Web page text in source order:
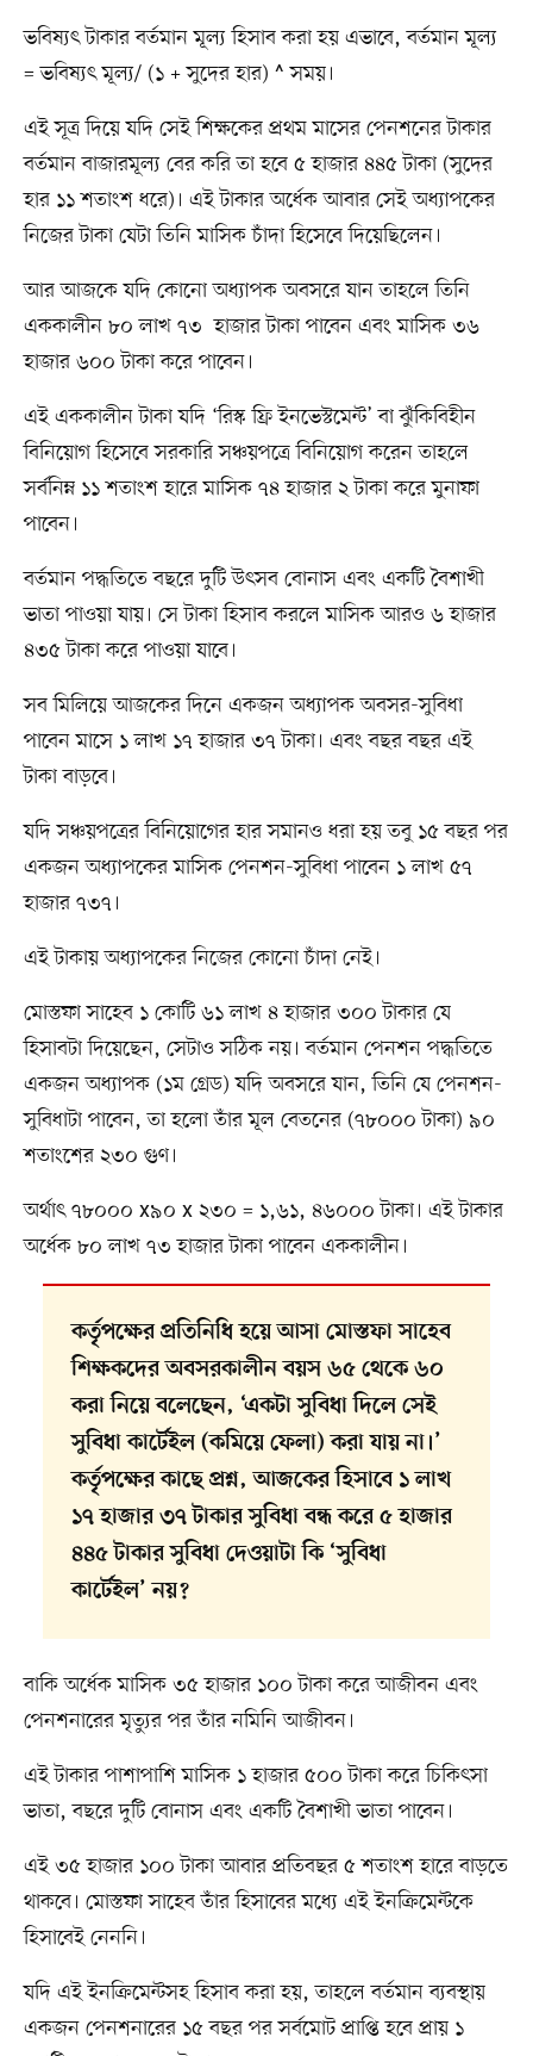
ভবিষ্যৎ টাকার বর্তমান মূল্য হিসাব করা হয় এভাবে, বর্তমান মূল্য
= ভবিষ্যৎ মূল্য/ (১ + সুদের হার) ^ সময়।
এই সূত্র দিয়ে যদি সেই শিক্ষকের প্রথম মাসের পেনশনের টাকার
বর্তমান বাজারমূল্য বের করি তা হবে ৫ হাজার ৪৪৫ টাকা (সুদের
হার ১১ শতাংশ ধরে)। এই টাকার অর্ধেক আবার সেই অধ্যাপকের
নিজের টাকা যেটা তিনি মাসিক চাঁদা হিসেবে দিয়েছিলেন।
আর আজকে যদি কোনো অধ্যাপক অবসরে যান তাহলে তিনি
এককালীন ৮০ লাখ ৭৩ হাজার টাকা পাবেন এবং মাসিক ৩৬
হাজার ৬০০ টাকা করে পাবেন।
এই এককালীন টাকা যদি ‘রিস্ক ফ্রি ইনভেস্টমেন্ট’ বা ঝুঁকিবিহীন
বিনিয়োগ হিসেবে সরকারি সঞ্চয়পত্রে বিনিয়োগ করেন তাহলে
সর্বনিম্ন ১১ শতাংশ হারে মাসিক ৭৪ হাজার ২ টাকা করে মুনাফা
পাবেন।
বর্তমান পদ্ধতিতে বছরে দুটি উৎসব বোনাস এবং একটি বৈশাখী
ভাতা পাওয়া যায়। সে টাকা হিসাব করলে মাসিক আরও ৬ হাজার
৪৩৫ টাকা করে পাওয়া যাবে।
সব মিলিয়ে আজকের দিনে একজন অধ্যাপক অবসর-সুবিধা
পাবেন মাসে ১ লাখ ১৭ হাজার ৩৭ টাকা। এবং বছর বছর এই
টাকা বাড়বে।
যদি সঞ্চয়পত্রের বিনিয়োগের হার সমানও ধরা হয় তবু ১৫ বছর পর
একজন অধ্যাপকের মাসিক পেনশন-সুবিধা পাবেন ১ লাখ ৫৭
হাজার ৭৩৭।
এই টাকায় অধ্যাপকের নিজের কোনো চাঁদা নেই।
মোস্তফা সাহেব ১ কোটি ৬১ লাখ ৪ হাজার ৩০০ টাকার যে
হিসাবটা দিয়েছেন, সেটাও সঠিক নয়। বর্তমান পেনশন পদ্ধতিতে
একজন অধ্যাপক (১ম গ্রেড) ‍যদি অবসরে যান, তিনি যে পেনশন-
সুবিধাটা পাবেন, তা হলো তাঁর মূল বেতনের (৭৮০০০ টাকা) ৯০
শতাংশের ২৩০ গুণ।
অর্থাৎ ৭৮০০০ x৯০ x ২৩০ = ১,৬১, ৪৬০০০ টাকা। এই টাকার
অর্ধেক ৮০ লাখ ৭৩ হাজার টাকা পাবেন এককালীন।
কর্তৃপক্ষের প্রতিনিধি হয়ে আসা মোস্তফা সাহেব
শিক্ষকদের অবসরকালীন বয়স ৬৫ থেকে ৬০
করা নিয়ে বলেছেন, ‘একটা সুবিধা দিলে সেই
সুবিধা কার্টেইল (কমিয়ে ফেলা) করা যায় না।’
কর্তৃপক্ষের কাছে প্রশ্ন, আজকের হিসাবে ১ লাখ
১৭ হাজার ৩৭ টাকার সুবিধা বন্ধ করে ৫ হাজার
৪৪৫ টাকার সুবিধা দেওয়াটা কি ‘সুবিধা
কার্টেইল’ নয়?
বাকি অর্ধেক মাসিক ৩৫ হাজার ১০০ টাকা করে আজীবন এবং
পেনশনারের মৃত্যুর পর তাঁর নমিনি আজীবন।
এই টাকার পাশাপাশি মাসিক ১ হাজার ৫০০ টাকা করে চিকিৎসা
ভাতা, বছরে দুটি বোনাস এবং একটি বৈশাখী ভাতা পাবেন।
এই ৩৫ হাজার ১০০ টাকা আবার প্রতিবছর ৫ শতাংশ হারে বাড়তে
থাকবে। মোস্তফা সাহেব তাঁর হিসাবের মধ্যে এই ইনক্রিমেন্টকে
হিসাবেই নেননি।
যদি এই ইনক্রিমেন্টসহ হিসাব করা হয়, তাহলে বর্তমান ব্যবস্থায়
একজন পেনশনারের ১৫ বছর পর সর্বমোট প্রাপ্তি হবে প্রায় ১